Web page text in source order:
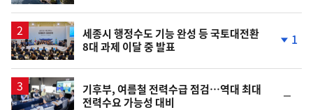
상
세종시 행정수도 기능 완성 등 국토대전환
8대 과제 이달 중 발표
하
1
기후부, 여름철 전력수급 점검…역대 최대
전력수요 가능성 대비